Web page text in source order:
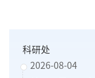
科研处
2026-08-04